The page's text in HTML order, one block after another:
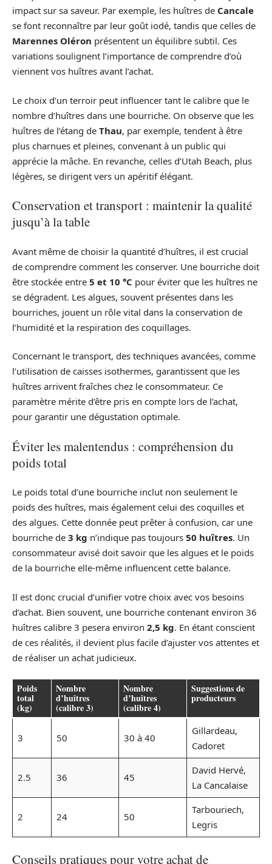
impact sur sa saveur. Par exemple, les huîtres de Cancale
se font reconnaître par leur goût iodé, tandis que celles de
Marennes Oléron présentent un équilibre subtil. Ces
variations soulignent l’importance de comprendre d’où
viennent vos huîtres avant l’achat.
Le choix d’un terroir peut influencer tant le calibre que le
nombre d’huîtres dans une bourriche. On observe que les
huîtres de l’étang de Thau, par exemple, tendent à être
plus charnues et pleines, convenant à un public qui
apprécie la mâche. En revanche, celles d’Utah Beach, plus
légères, se dirigent vers un apéritif élégant.
Conservation et transport : maintenir la qualité
jusqu’à la table
Avant même de choisir la quantité d’huîtres, il est crucial
de comprendre comment les conserver. Une bourriche doit
être stockée entre 5 et 10 °C pour éviter que les huîtres ne
se dégradent. Les algues, souvent présentes dans les
bourriches, jouent un rôle vital dans la conservation de
l’humidité et la respiration des coquillages.
Concernant le transport, des techniques avancées, comme
l’utilisation de caisses isothermes, garantissent que les
huîtres arrivent fraîches chez le consommateur. Ce
paramètre mérite d’être pris en compte lors de l’achat,
pour garantir une dégustation optimale.
Éviter les malentendus : compréhension du
poids total
Le poids total d’une bourriche inclut non seulement le
poids des huîtres, mais également celui des coquilles et
des algues. Cette donnée peut prêter à confusion, car une
bourriche de 3 kg n’indique pas toujours 50 huîtres. Un
consommateur avisé doit savoir que les algues et le poids
de la bourriche elle-même influencent cette balance.
Il est donc crucial d’unifier votre choix avec vos besoins
d’achat. Bien souvent, une bourriche contenant environ 36
huîtres calibre 3 pesera environ 2,5 kg. En étant conscient
de ces réalités, il devient plus facile d’ajuster vos attentes et
de réaliser un achat judicieux.
Poids
total
(kg)
Nombre
d’huîtres
(calibre 3)
Nombre
d’huîtres
(calibre 4)
Suggestions de
producteurs
3 50 30 à 40
Gillardeau,
Cadoret
2.5 36 45
David Hervé,
La Cancalaise
2 24 50
Tarbouriech,
Legris
Conseils pratiques pour votre achat de